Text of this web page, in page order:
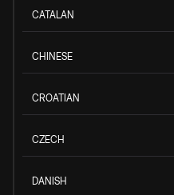
CATALAN
CHINESE
CROATIAN
CZECH
DANISH